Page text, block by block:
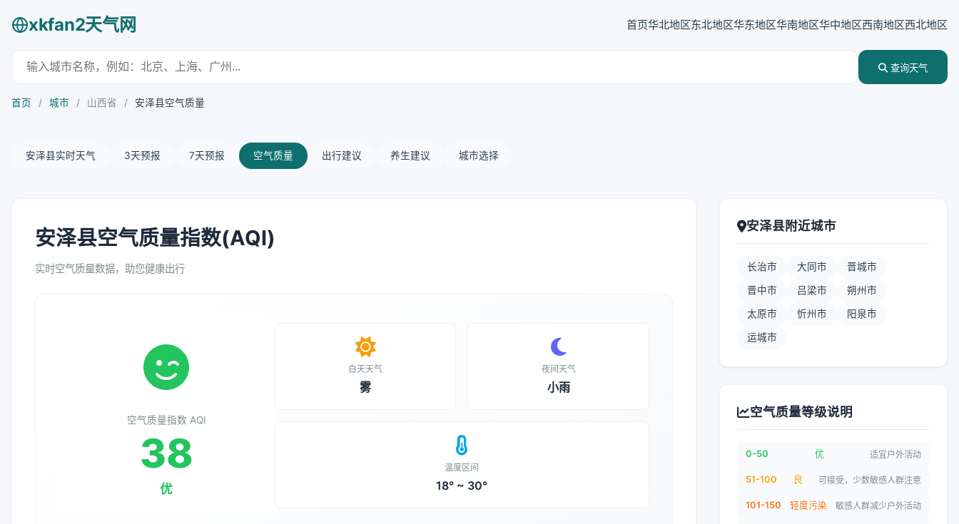
xkfan2天气网 首页华北地区东北地区华东地区华南地区华中地区西南地区西北地区
查询天气
首页 / 城市 / 山西省 / 安泽县空气质量
安泽县实时天气 3天预报 7天预报 空气质量 出行建议 养生建议 城市选择
安泽县空气质量指数(AQI)
实时空气质量数据，助您健康出行
空气质量指数 AQI
38
优
白天天气
雾
夜间天气
小雨
温度区间
18° ~ 30°
安泽县附近城市
长治市 大同市 晋城市
晋中市 吕梁市 朔州市
太原市 忻州市 阳泉市
运城市
空气质量等级说明
0-50 优 适宜户外活动
51-100 良 可接受，少数敏感人群注意
101-150 轻度污染 敏感人群减少户外活动